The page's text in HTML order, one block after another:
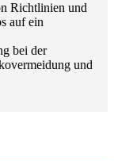
Richtlinien und
auf ein
bei der
und